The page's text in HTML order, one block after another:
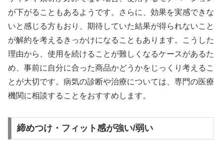
が下がることもあるようです。さらに、効果を実感できな
いと感じる方もおり、期待していた結果が得られないこと
が解約を考えるきっかけになることもあります。こうした
理由から、使用を続けることが難しくなるケースがあるた
め、事前に自分に合った商品かどうかをじっくり考えるこ
とが大切です。病気の診断や治療については、専門の医療
機関に相談することをおすすめします。
締めつけ・フィット感が強い/弱い